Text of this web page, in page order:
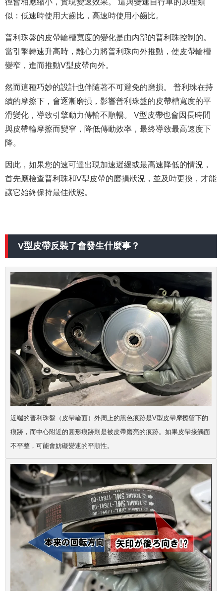
似：低速時使用大齒比，高速時使用小齒比。
普利珠盤的皮帶輪槽寬度的變化是由內部的普利珠控制的。
當引擎轉速升高時，離心力將普利珠向外推動，使皮帶輪槽
變窄，進而推動V型皮帶向外。
然而這種巧妙的設計也伴隨著不可避免的磨損。 普利珠在持
續的摩擦下，會逐漸磨損，影響普利珠盤的皮帶槽寬度的平
滑變化，導致引擎動力傳輸不順暢。 V型皮帶也會因長時間
與皮帶輪摩擦而變窄，降低傳動效率，最終導致最高速度下
降。
因此，如果您的速可達出現加速遲緩或最高速降低的情況，
首先應檢查普利珠和V型皮帶的磨損狀況，並及時更換，才能
讓它始終保持最佳狀態。
V型皮帶反裝了會發生什麼事？
近端的普利珠盤（皮帶輪面）外周上的黑色痕跡是V型皮帶摩擦留下的
痕跡，而中心附近的圓形痕跡則是被皮帶磨亮的痕跡。如果皮帶接觸面
不平整，可能會妨礙變速的平順性。